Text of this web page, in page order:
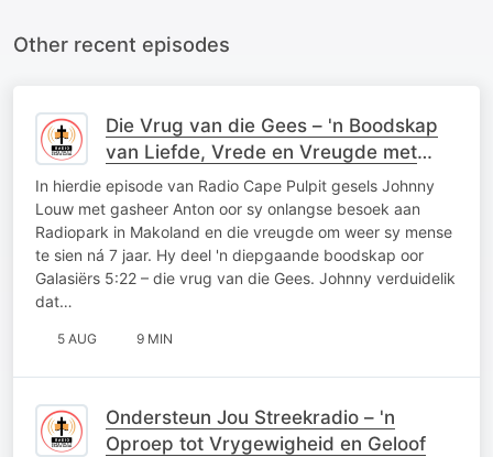
Other recent episodes
Die Vrug van die Gees – 'n Boodskap
van Liefde, Vrede en Vreugde met
Johnny Louw
In hierdie episode van Radio Cape Pulpit gesels Johnny
Louw met gasheer Anton oor sy onlangse besoek aan
Radiopark in Makoland en die vreugde om weer sy mense
te sien ná 7 jaar. Hy deel 'n diepgaande boodskap oor
Galasiërs 5:22 – die vrug van die Gees. Johnny verduidelik
dat…
5 AUG 9 MIN
Ondersteun Jou Streekradio – 'n
Oproep tot Vrygewigheid en Geloof